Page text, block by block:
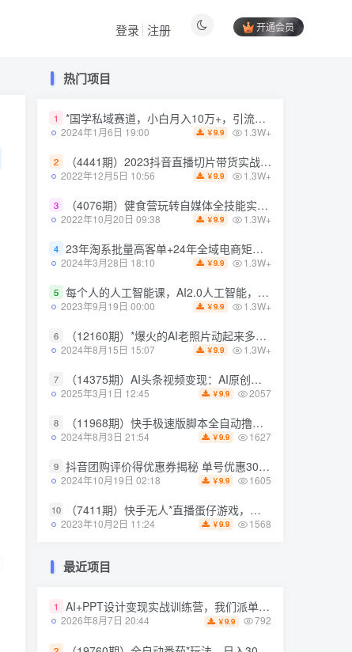
开通会员
登录 注册
热门项目
1 *国学私域赛道，小白月入10万+，引流+转化完整流程【揭秘】
2024年1月6日 19:00 ￥9.9 1.3W+
2 （4441期）2023抖音直播切片带货实战，0基础+零资源+零经验 月入10W+借力IP实现躺赚
2022年12月5日 10:56 ￥9.9 1.3W+
3 （4076期）健食营玩转自媒体全技能实操，从无到有到精通，零基础也能打造*IP
2022年10月20日 09:38 ￥9.9 1.3W+
4 23年淘系批量高客单+24年全域电商矩阵，批量高客单线上课（109节课）
2024年3月28日 18:10 ￥9.9 1.3W+
5 每个人的人工智能课，AI2.0人工智能，零基础入门
2023年9月19日 00:00 ￥9.9 1.3W+
6 （12160期）*爆火的AI老照片动起来多重变现教程，蹭热点日赚3000+，内含免费工具
2024年8月15日 15:07 ￥9.9 1.3W+
7 （14375期）AI头条视频变现：AI原创搬运玩法，无需剪辑，多平台发布，单号日入30-300
2025年3月1日 12:45 ￥9.9 2057
8 （11968期）快手极速版脚本全自动撸金看广告、刷视频单号收益50＋可批量操作
2024年8月3日 21:54 ￥9.9 1627
9 抖音团购评价得优惠券揭秘 单号优惠30-50 详细教程
2024年10月19日 02:18 ￥9.9 1605
10 （7411期）快手无人*直播蛋仔游戏，一天收入700+流程简单人人可做（送10G素材）
2023年10月2日 11:24 ￥9.9 1568
最近项目
1 AI+PPT设计变现实战训练营，我们派单，让你的才华直接变现，三大*模块带你构建Al设计x派单变现的完整闭环
2026年8月7日 20:44 ￥9.9 792
热门项目
1 *国学私域赛道，小白月入10万+，引流+转化完整流程【揭秘】
2024年1月6日 19:00 ￥9.9 1.3W+
2 （4441期）2023抖音直播切片带货实战，0基础+零资源+零经验 月入10W+借力IP实现躺赚
2022年12月5日 10:56 ￥9.9 1.3W+
3 （4076期）健食营玩转自媒体全技能实操，从无到有到精通，零基础也能打造*IP
2022年10月20日 09:38 ￥9.9 1.3W+
4 23年淘系批量高客单+24年全域电商矩阵，批量高客单线上课（109节课）
2024年3月28日 18:10 ￥9.9 1.3W+
5 每个人的人工智能课，AI2.0人工智能，零基础入门
2023年9月19日 00:00 ￥9.9 1.3W+
6 （12160期）*爆火的AI老照片动起来多重变现教程，蹭热点日赚3000+，内含免费工具
2024年8月15日 15:07 ￥9.9 1.3W+
7 （14375期）AI头条视频变现：AI原创搬运玩法，无需剪辑，多平台发布，单号日入30-300
2025年3月1日 12:45 ￥9.9 2057
8 （11968期）快手极速版脚本全自动撸金看广告、刷视频单号收益50＋可批量操作
2024年8月3日 21:54 ￥9.9 1627
9 抖音团购评价得优惠券揭秘 单号优惠30-50 详细教程
2024年10月19日 02:18 ￥9.9 1605
10 （7411期）快手无人*直播蛋仔游戏，一天收入700+流程简单人人可做（送10G素材）
2023年10月2日 11:24 ￥9.9 1568
最近项目
1 AI+PPT设计变现实战训练营，我们派单，让你的才华直接变现，三大*模块带你构建Al设计x派单变现的完整闭环
2026年8月7日 20:44 ￥9.9 792